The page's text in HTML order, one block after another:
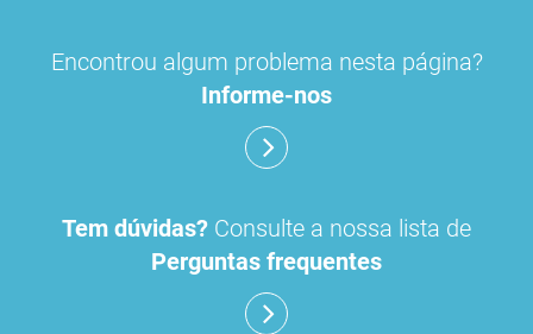
Encontrou algum problema nesta página?
Informe-nos
Tem dúvidas? Consulte a nossa lista de
Perguntas frequentes